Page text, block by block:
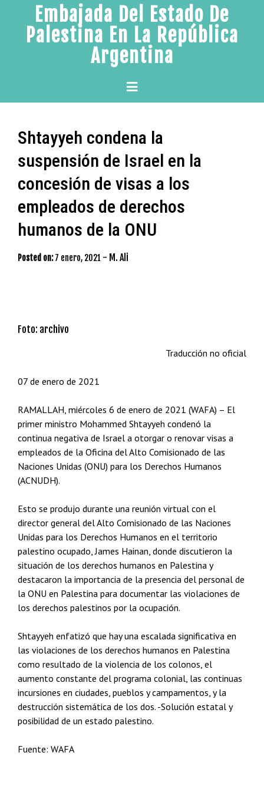
content
Embajada Del Estado De
Palestina En La República
Argentina
Primary
Menu
Shtayyeh condena la
suspensión de Israel en la
concesión de visas a los
empleados de derechos
humanos de la ONU
Posted on: 7 enero, 2021 - M. Ali
Foto: archivo
Traducción no oficial
07 de enero de 2021
RAMALLAH, miércoles 6 de enero de 2021 (WAFA) – El
primer ministro Mohammed Shtayyeh condenó la
continua negativa de Israel a otorgar o renovar visas a
empleados de la Oficina del Alto Comisionado de las
Naciones Unidas (ONU) para los Derechos Humanos
(ACNUDH).
Esto se produjo durante una reunión virtual con el
director general del Alto Comisionado de las Naciones
Unidas para los Derechos Humanos en el territorio
palestino ocupado, James Hainan, donde discutieron la
situación de los derechos humanos en Palestina y
destacaron la importancia de la presencia del personal de
la ONU en Palestina para documentar las violaciones de
los derechos palestinos por la ocupación.
Shtayyeh enfatizó que hay una escalada significativa en
las violaciones de los derechos humanos en Palestina
como resultado de la violencia de los colonos, el
aumento constante del programa colonial, las continuas
incursiones en ciudades, pueblos y campamentos, y la
destrucción sistemática de los dos. -Solución estatal y
posibilidad de un estado palestino.
Fuente: WAFA